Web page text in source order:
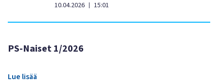
10.04.2026 | 15:01
PS-Naiset 1/2026
Lue lisää